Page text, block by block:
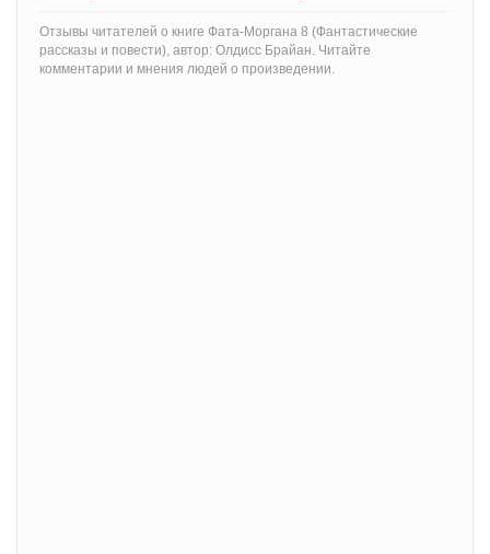
Отзывы читателей о книге Фата-Моргана 8 (Фантастические
рассказы и повести), автор: Олдисс Брайан. Читайте
комментарии и мнения людей о произведении.